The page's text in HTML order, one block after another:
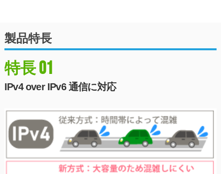
製品特長
特長01
IPv4 over IPv6 通信に対応